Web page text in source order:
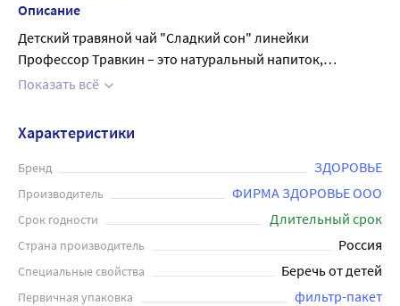
Описание
Детский травяной чай "Сладкий сон" линейки
Профессор Травкин – это натуральный напиток,
созданный специально для детей. В составе чая цветки
плоды фенхеля обыкновенного, которые способствуют
успокоению и улучшению сна. Напиток помогает
успокоить ребёнка перед сном Также чай имеет
приятный вкус и может стать хорошей альтернативой
фильтр-пакеты, каждый из которых весит 1,5 грамма. В
упаковке содержится 20 таких пакетов. Благодаря этой
форме упаковки чай быстро и просто готовится.
Травяной напиток не имеет в своем составе химических
Показать всё
Характеристики
Бренд ЗДОРОВЬЕ
Производитель ФИРМА ЗДОРОВЬЕ ООО
Срок годности Длительный срок
Страна производитель Россия
Специальные свойства Беречь от детей
Первичная упаковка фильтр-пакет